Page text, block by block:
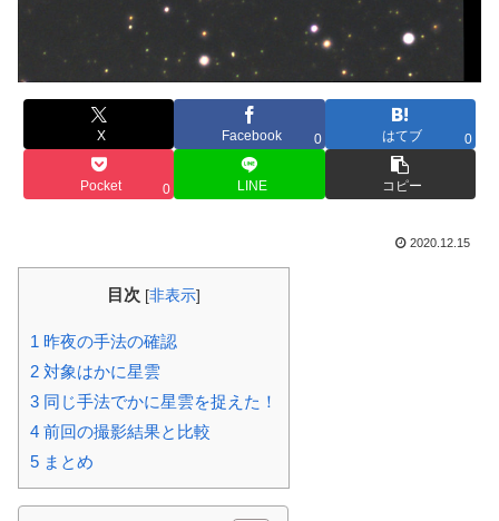
X Facebook 0 はてブ 0
Pocket 0 LINE コピー
2020.12.15
目次 [非表示]
1 昨夜の手法の確認
2 対象はかに星雲
3 同じ手法でかに星雲を捉えた！
4 前回の撮影結果と比較
5 まとめ